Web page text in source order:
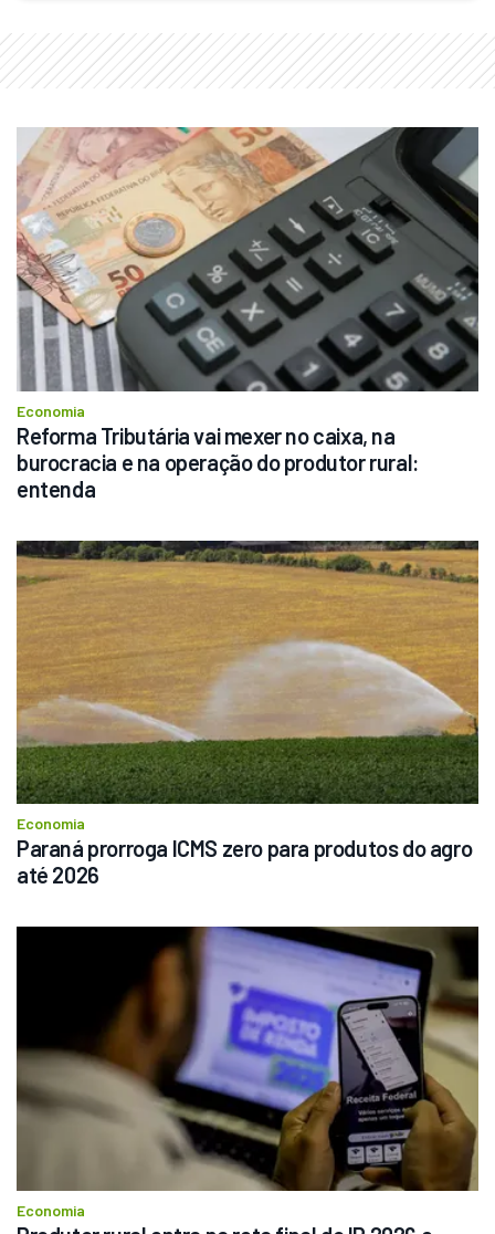
Economia
Reforma Tributária vai mexer no caixa, na
burocracia e na operação do produtor rural:
entenda
Economia
Paraná prorroga ICMS zero para produtos do agro
até 2026
Economia